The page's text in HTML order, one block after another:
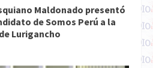
Maldonado presentó
de Somos Perú a la
Lurigancho